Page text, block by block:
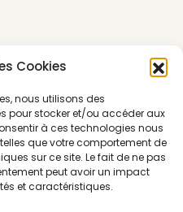
Cookies
nous utilisons des
pour stocker et/ou accéder aux
à ces technologies nous
que votre comportement de
sur ce site. Le fait de ne pas
peut avoir un impact
et caractéristiques.